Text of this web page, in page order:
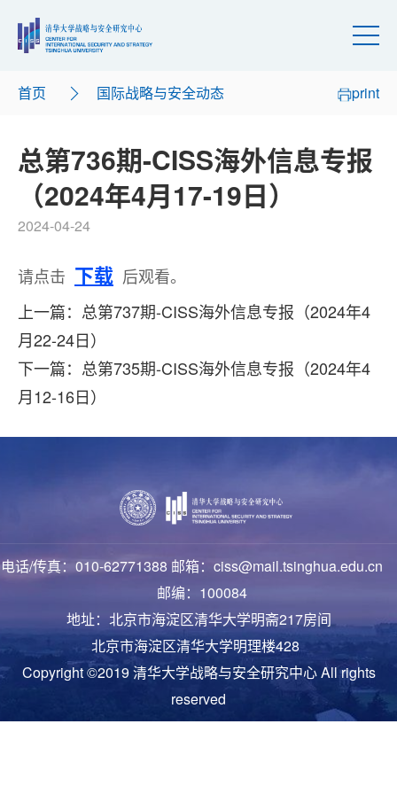
首页 国际战略与安全动态 print
总第736期-CISS海外信息专报
（2024年4月17-19日）
2024-04-24
请点击 下载 后观看。
上一篇：总第737期-CISS海外信息专报（2024年4
月22-24日）
下一篇：总第735期-CISS海外信息专报（2024年4
月12-16日）
电话/传真：010-62771388 邮箱：ciss@mail.tsinghua.edu.cn
邮编：100084
地址：北京市海淀区清华大学明斋217房间
北京市海淀区清华大学明理楼428
Copyright ©2019 清华大学战略与安全研究中心 All rights
reserved